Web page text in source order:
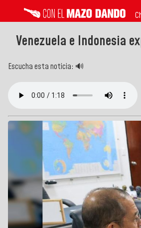
Venezuela e Indonesia
Escucha esta noticia: 🔊